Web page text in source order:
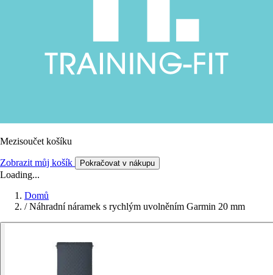
Mezisoučet košíku
Zobrazit můj košík Pokračovat v nákupu
Loading...
Domů
/ Náhradní náramek s rychlým uvolněním Garmin 20 mm